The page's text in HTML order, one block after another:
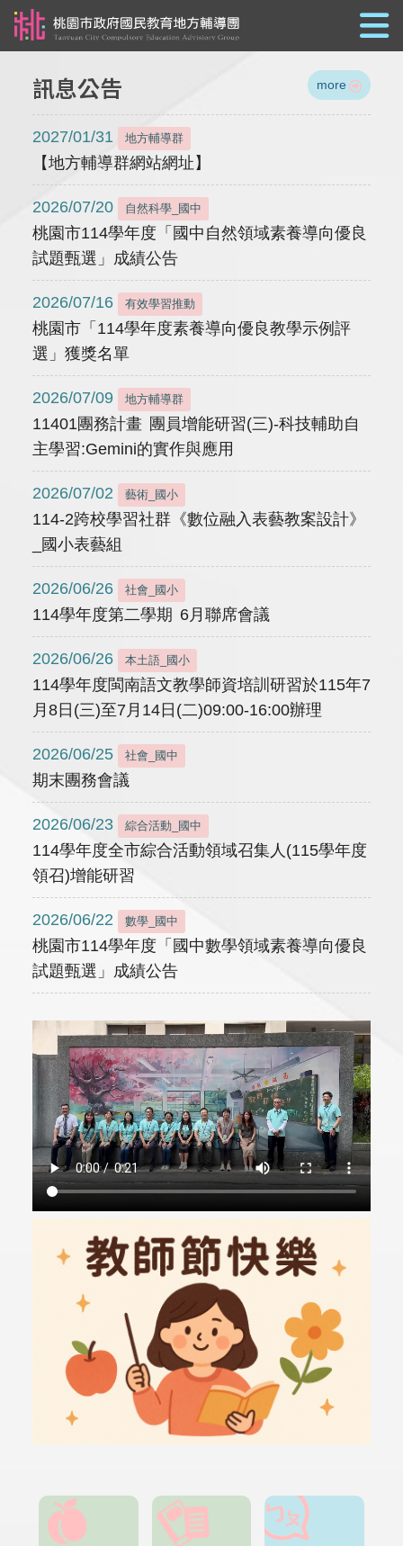
訊息公告 more
2027/01/31 地方輔導群
【地方輔導群網站網址】
2026/07/20 自然科學_國中
桃園市114學年度「國中自然領域素養導向優良
試題甄選」成績公告
2026/07/16 有效學習推動
桃園市「114學年度素養導向優良教學示例評
選」獲獎名單
2026/07/09 地方輔導群
11401團務計畫 團員增能研習(三)-科技輔助自
主學習:Gemini的實作與應用
2026/07/02 藝術_國小
114-2跨校學習社群《數位融入表藝教案設計》
_國小表藝組
2026/06/26 社會_國小
114學年度第二學期 6月聯席會議
2026/06/26 本土語_國小
114學年度閩南語文教學師資培訓研習於115年7
月8日(三)至7月14日(二)09:00-16:00辦理
2026/06/25 社會_國中
期末團務會議
2026/06/23 綜合活動_國中
114學年度全市綜合活動領域召集人(115學年度
領召)增能研習
2026/06/22 數學_國中
桃園市114學年度「國中數學領域素養導向優良
試題甄選」成績公告